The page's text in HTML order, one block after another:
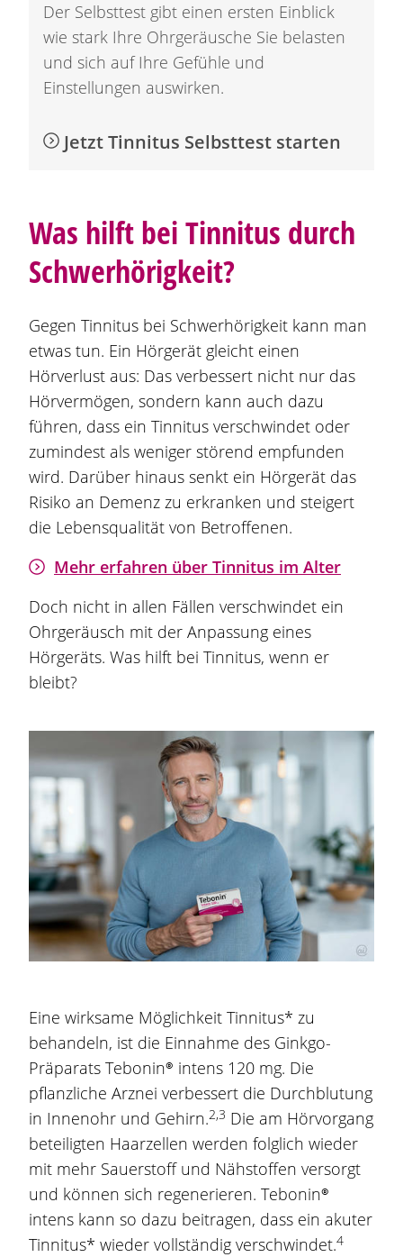
Der Selbsttest gibt einen ersten Einblick
wie stark Ihre Ohrgeräusche Sie belasten
und sich auf Ihre Gefühle und
Einstellungen auswirken.
Jetzt Tinnitus Selbsttest starten
Was hilft bei Tinnitus durch
Schwerhörigkeit?
Gegen Tinnitus bei Schwerhörigkeit kann man
etwas tun. Ein Hörgerät gleicht einen
Hörverlust aus: Das verbessert nicht nur das
Hörvermögen, sondern kann auch dazu
führen, dass ein Tinnitus verschwindet oder
zumindest als weniger störend empfunden
wird. Darüber hinaus senkt ein Hörgerät das
Risiko an Demenz zu erkranken und steigert
die Lebensqualität von Betroffenen.
Mehr erfahren über Tinnitus im Alter
Doch nicht in allen Fällen verschwindet ein
Ohrgeräusch mit der Anpassung eines
Hörgeräts. Was hilft bei Tinnitus, wenn er
bleibt?
Eine wirksame Möglichkeit Tinnitus* zu
behandeln, ist die Einnahme des Ginkgo-
Präparats Tebonin® intens 120 mg. Die
pflanzliche Arznei verbessert die Durchblutung
in Innenohr und Gehirn.2,3 Die am Hörvorgang
beteiligten Haarzellen werden folglich wieder
mit mehr Sauerstoff und Nähstoffen versorgt
und können sich regenerieren. Tebonin®
intens kann so dazu beitragen, dass ein akuter
Tinnitus* wieder vollständig verschwindet.4